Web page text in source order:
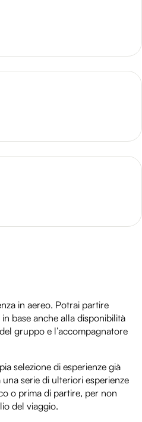
in aereo. Potrai partire
base anche alla disponibilità
gruppo e l’accompagnatore
selezione di esperienze già
serie di ulteriori esperienze
o prima di partire, per non
del viaggio.